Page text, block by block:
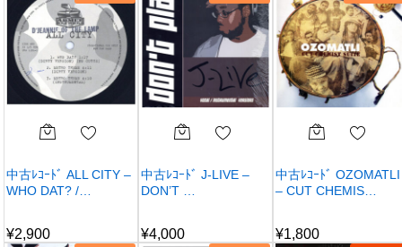
中古ﾚｺｰﾄﾞ ALL CITY –
WHO DAT? /…
¥2,900
中古ﾚｺｰﾄﾞ J-LIVE –
DON’T …
¥4,000
中古ﾚｺｰﾄﾞ OZOMATLI
– CUT CHEMIS…
¥1,800